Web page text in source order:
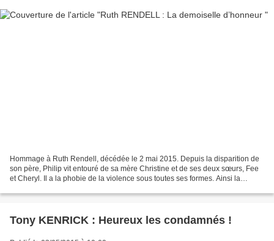
Hommage à Ruth Rendell, décédée le 2 mai 2015. Depuis la disparition de
son père, Philip vit entouré de sa mère Christine et de ses deux sœurs, Fee
et Cheryl. Il a la phobie de la violence sous toutes ses formes. Ainsi la
Tony KENRICK : Heureux les condamnés !